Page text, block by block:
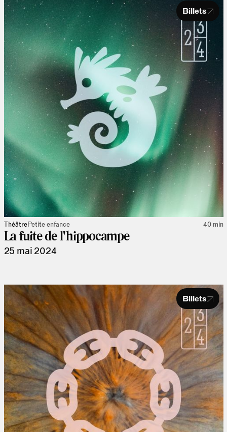
ThéâtrePetite enfance 40 min
La fuite de l'hippocampe
25 mai 2024
Billets
Billets